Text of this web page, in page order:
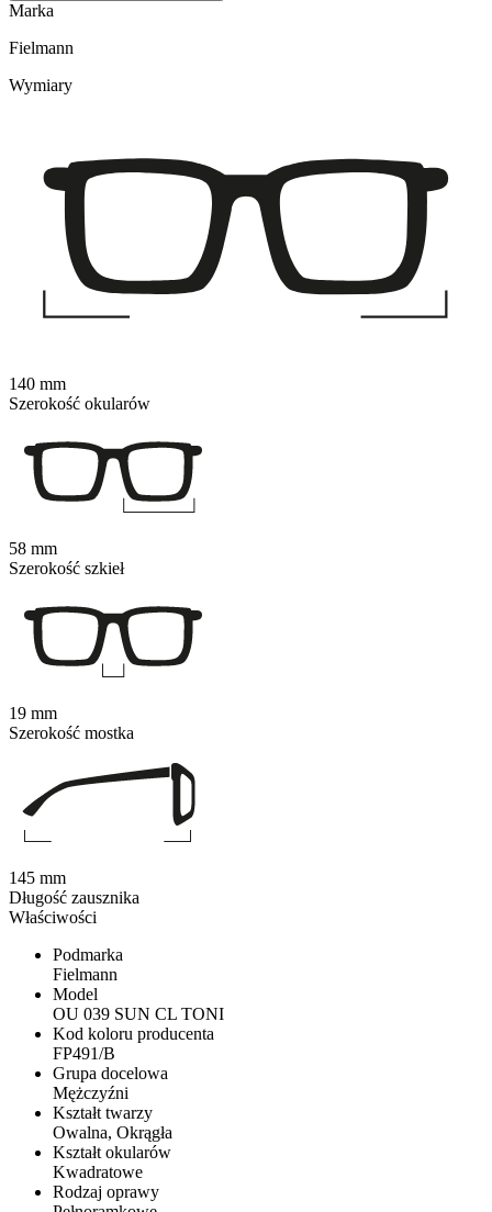
Marka
Fielmann
Właściwości
Podmarka
Fielmann
Model
OU 039 SUN CL TONI
Kod koloru producenta
FP491/B
Grupa docelowa
Mężczyźni
Kształt twarzy
Owalna, Okrągła
Kształt okularów
Kwadratowe
Rodzaj oprawy
Wymiary
140 mm
Szerokość okularów
58 mm
Szerokość szkieł
19 mm
Szerokość mostka
145 mm
Długość zausznika